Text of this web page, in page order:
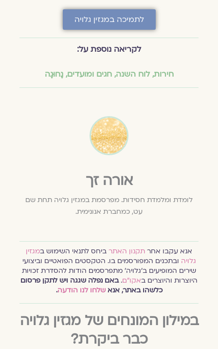
לתמיכה במגזין גלויה
לקריאה נוספת על:
חירות,לוח השנה, חגים ומועדים,נָחוּגָה
אורה זך
לומדת ומלמדת חסידות. מפרסמת במגזין גלויה תחת שם
עט, כמחברת אנונימית.
אנא עקבו אחרתקנון האתרביחס לתנאי השימוש ב מגזין
גלויהובתכנים המפורסמים בו. הטקסטים הפואטיים וביצועי
שירים המופיעים ב׳גלויה׳ מתפרסמים הודות להסדרת זכויות
היוצרות והיוצרים ב אקו״ם.באם נפלה שגגה ויש לתקן פרסום
כלשהו באתר, אנאשלחו לנו הודעה.
במילון המונחים של מגזין גלויה
כבר ביקרת?